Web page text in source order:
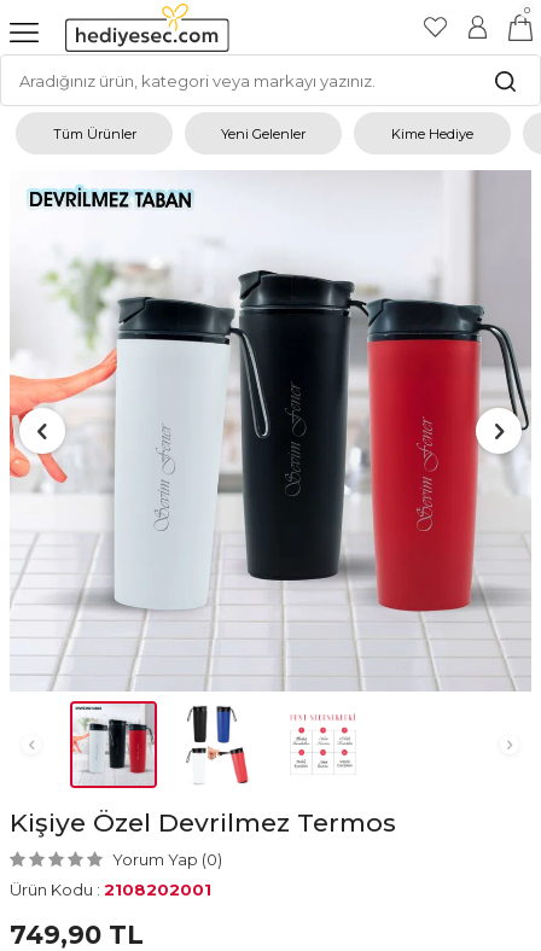
0
Tüm Ürünler Yeni Gelenler Kime Hediye
Kişiye Özel Devrilmez Termos
Yorum Yap (0)
Ürün Kodu : 2108202001
749,90 TL